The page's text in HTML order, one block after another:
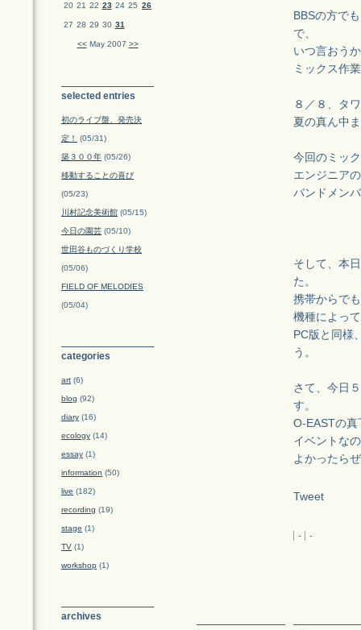
BBSの方で
で、
いつ言おう
ミックス作
８／８、タ
夏の真ん中
今回のミッ
エンジニア
バンドメン
そして、本
た。
携帯からで
機種によっ
PC版と同様
う。
さて、今日
す。
O-EASTの
イベントな
よかったら
Tweet
- -
20 21 22 23 24 25 26
27 28 29 30 31
<<May 2007 >>
selected entries
初のライブ盤、発売決
定！ (05/31)
築３００年 (05/26)
移動することの喜び
(05/23)
川村記念美術館 (05/15)
今日の園芸 (05/10)
世田谷ものづくり学校
(05/06)
FIELD OF MELODIES
(05/04)
categories
art (6)
blog (92)
diary (16)
ecology (14)
essay (1)
information (50)
live (182)
recording (19)
stage (1)
TV (1)
workshop (1)
archives